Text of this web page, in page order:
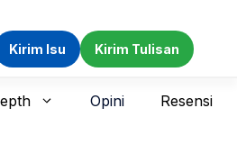
Kirim Isu Kirim Tulisan
Opini Resensi